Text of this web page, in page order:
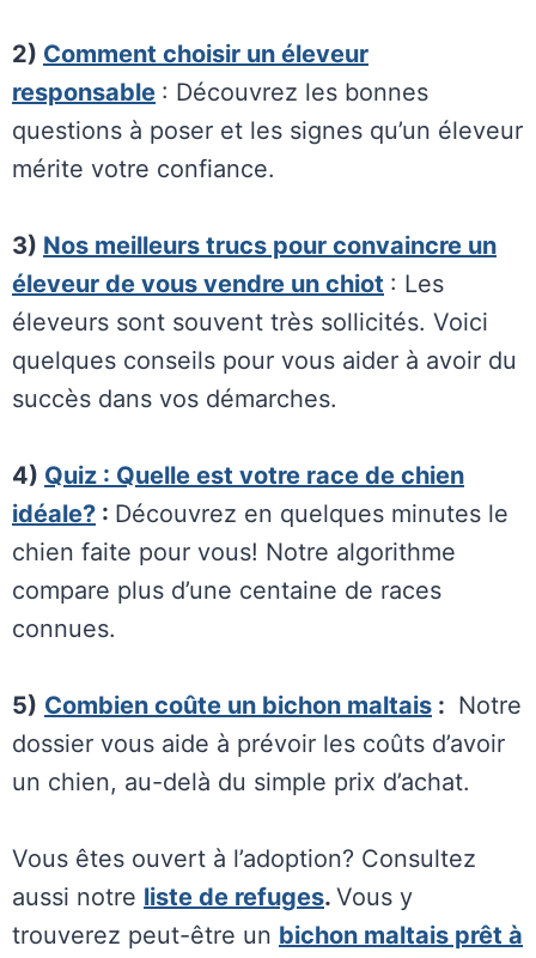
2) Comment choisir un éleveur
responsable : Découvrez les bonnes
questions à poser et les signes qu’un éleveur
mérite votre confiance.
3) Nos meilleurs trucs pour convaincre un
éleveur de vous vendre un chiot : Les
éleveurs sont souvent très sollicités. Voici
quelques conseils pour vous aider à avoir du
succès dans vos démarches.
4) Quiz : Quelle est votre race de chien
idéale? : Découvrez en quelques minutes le
chien faite pour vous! Notre algorithme
compare plus d’une centaine de races
connues.
5) Combien coûte un bichon maltais : Notre
dossier vous aide à prévoir les coûts d’avoir
un chien, au-delà du simple prix d’achat.
Vous êtes ouvert à l’adoption? Consultez
aussi notre liste de refuges. Vous y
trouverez peut-être un bichon maltais prêt à